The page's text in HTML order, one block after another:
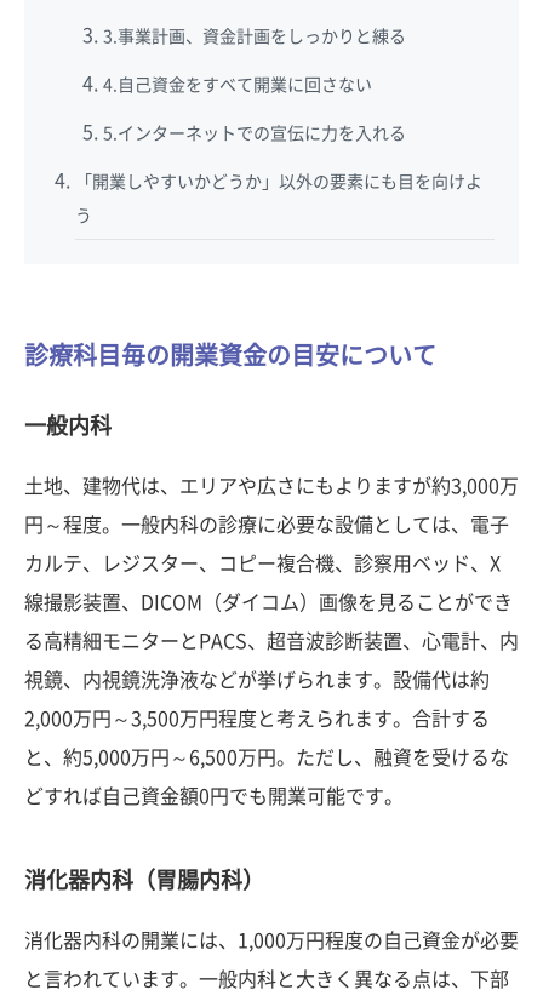
3.事業計画、資金計画をしっかりと練る
4.自己資金をすべて開業に回さない
5.インターネットでの宣伝に力を入れる
「開業しやすいかどうか」以外の要素にも目を向けよ
う
診療科目毎の開業資金の目安について
一般内科
土地、建物代は、エリアや広さにもよりますが約3,000万
円～程度。一般内科の診療に必要な設備としては、電子
カルテ、レジスター、コピー複合機、診察用ベッド、X
線撮影装置、DICOM（ダイコム）画像を見ることができ
る高精細モニターとPACS、超音波診断装置、心電計、内
視鏡、内視鏡洗浄液などが挙げられます。設備代は約
2,000万円～3,500万円程度と考えられます。合計する
と、約5,000万円～6,500万円。ただし、融資を受けるな
どすれば自己資金額0円でも開業可能です。
消化器内科（胃腸内科）
消化器内科の開業には、1,000万円程度の自己資金が必要
と言われています。一般内科と大きく異なる点は、下部